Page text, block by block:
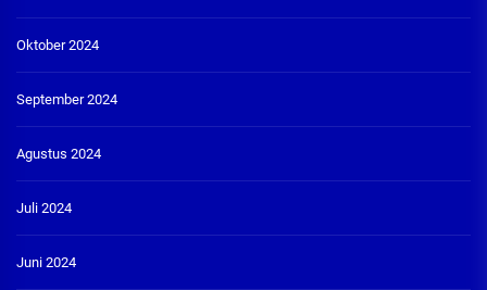
Oktober 2024
September 2024
Agustus 2024
Juli 2024
Juni 2024